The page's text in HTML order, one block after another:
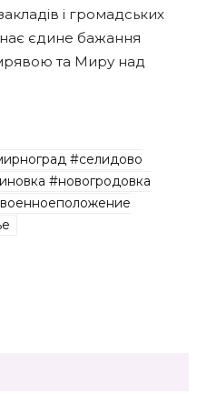
і громадських
єдине бажання
та Миру над
#селидово
#новогродовка